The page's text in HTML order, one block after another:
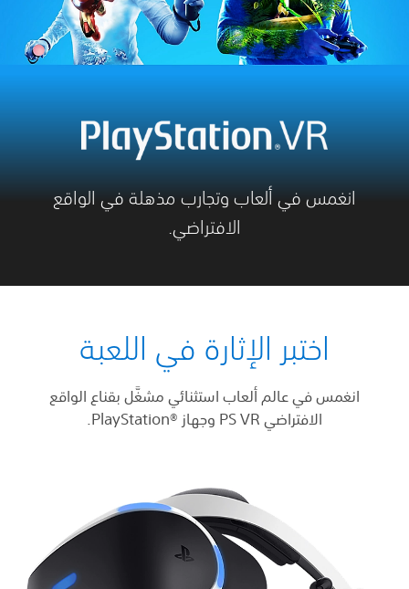
انغمس في ألعاب وتجارب مذهلة في الواقع
الافتراضي.
اختبر الإثارة في اللعبة
انغمس في عالم ألعاب استثنائي مشغَّل بقناع الواقع
الافتراضي PS VR وجهاز ®‏PlayStation.